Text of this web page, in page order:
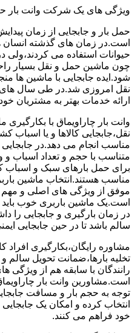
ویژگی های یک شرکت وانت بار
حمل بار و جابجایی از زمان
است.در زمان های گذشته انسان
حیوانات استفاده می کردند،ولی
چون ماشین حمل و نقل بسیار
شود.ایده جابجایی با ماشین
نقل امروزی شد.در طی سال های
ارائه خدمات بهتر به مشتریان
وانت بار چاراویماق با
نقل،جابجایی کالاها و یا اسباب
مناسب انجام می دهد.در
متناسب با حجم و تعداد اسباب
برای حمل بارهای سبک و اسباب
مناسب هستند.انتخاب ماشین
موفق از ویژگی های اصلی و
است.یک ماشین باربری خوب باید
در زمان بارگیری و جابجایی را
سالم باشد تا در حین جابجایی
مشاوره رایگان،بکارگیری افراد
تخلیه بارها،ضمانت تحویل سالم
رانندگان با سابقه هم از
است.مشاورین وانت بار
توجه به حجم بار و مسافت
انتخاب کرده و امکان یک
خود فراهم می کنند.